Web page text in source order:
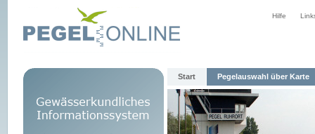
Hilfe
Start Pegelauswahl über Karte